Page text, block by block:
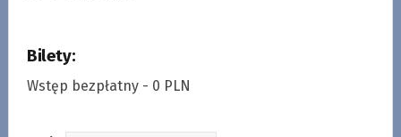
Bilety:
Wstęp bezpłatny - 0 PLN